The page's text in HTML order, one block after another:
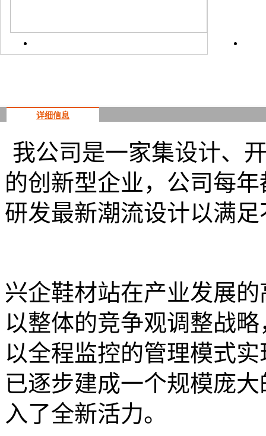
详细信息
我公司是一家集设计、
的创新型企业，公司每
研发最新潮流设计以满
兴企鞋材站在产业发展
以整体的竞争观调整战
以全程监控的管理模式
已逐步建成一个规模庞
入了全新活力。